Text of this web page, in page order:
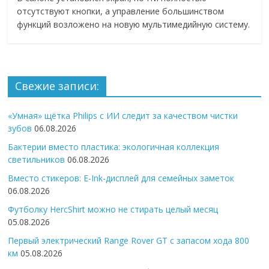
отсутствуют кнопки, а управление большинством
функций возложено на новую мультимедийную систему.
Свежие записи:
«Умная» щётка Philips с ИИ следит за качеством чистки
зубов 06.08.2026
Бактерии вместо пластика: экологичная коллекция
светильников 06.08.2026
Вместо стикеров: E-Ink-дисплей для семейных заметок
06.08.2026
Футболку HercShirt можно не стирать целый месяц
05.08.2026
Первый электрический Range Rover GT с запасом хода 800
км 05.08.2026